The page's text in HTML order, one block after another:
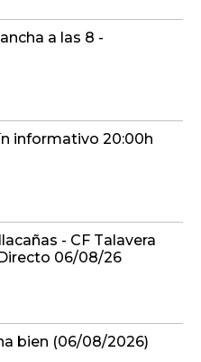
informativo 20:00h
- CF Talavera
06/08/26
bien (06/08/2026)
informativo 19:00h